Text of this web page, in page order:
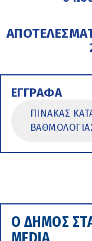
ΕΓΓΡΑΦΑ
ΠΙΝΑΚΑΣ
Ο ΔΗΜΟΣ